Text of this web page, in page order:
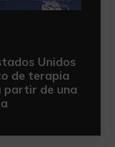
Unidos
de terapia
partir de una